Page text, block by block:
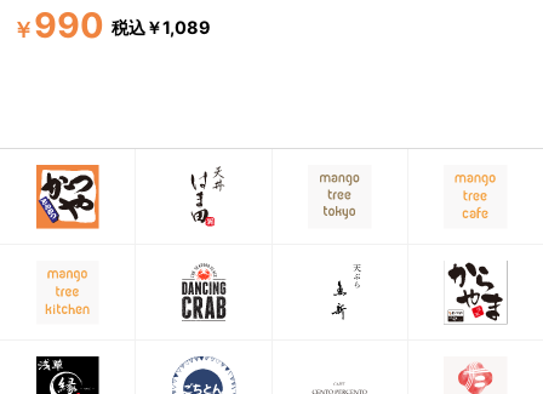
￥990 税込￥1,089